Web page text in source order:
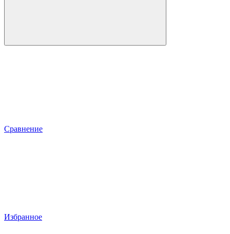
Сравнение
Избранное